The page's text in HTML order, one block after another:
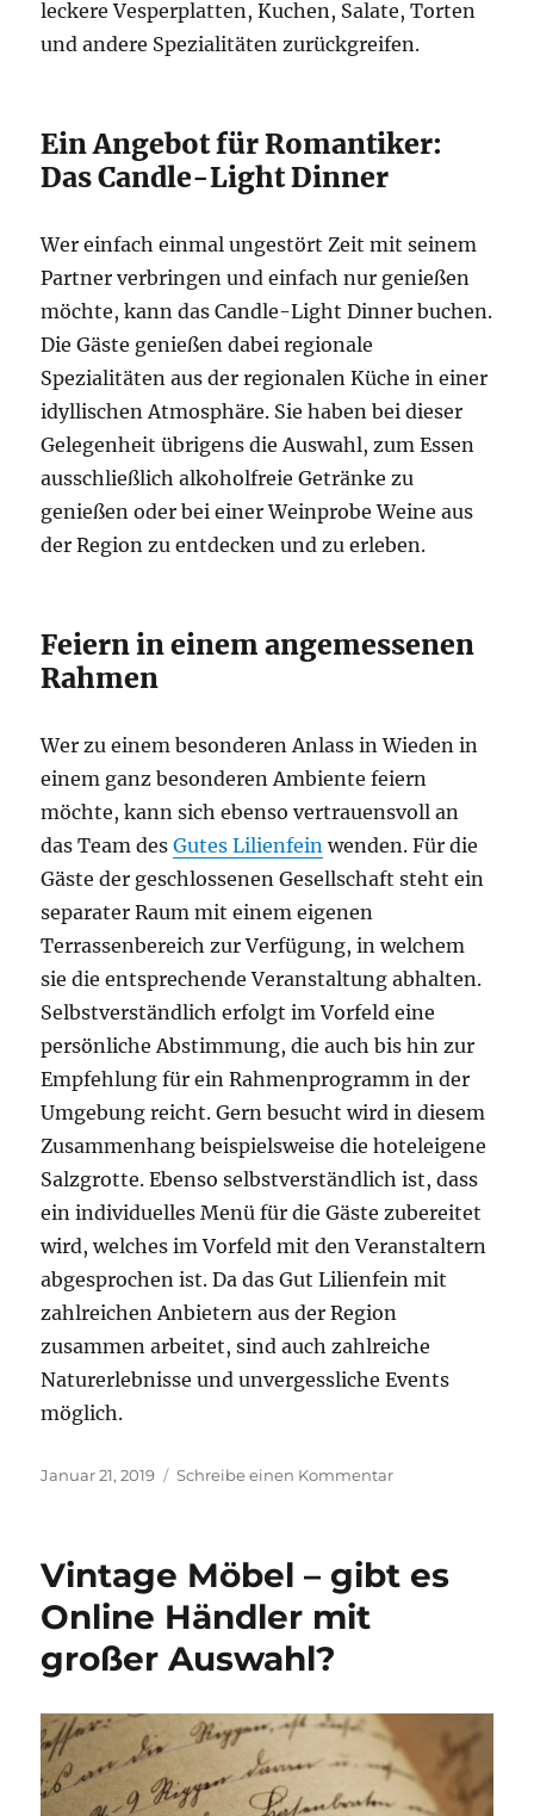
leckere Vesperplatten, Kuchen, Salate, Torten
und andere Spezialitäten zurückgreifen.
Ein Angebot für Romantiker:
Das Candle-Light Dinner
Wer einfach einmal ungestört Zeit mit seinem
Partner verbringen und einfach nur genießen
möchte, kann das Candle-Light Dinner buchen.
Die Gäste genießen dabei regionale
Spezialitäten aus der regionalen Küche in einer
idyllischen Atmosphäre. Sie haben bei dieser
Gelegenheit übrigens die Auswahl, zum Essen
ausschließlich alkoholfreie Getränke zu
genießen oder bei einer Weinprobe Weine aus
der Region zu entdecken und zu erleben.
Feiern in einem angemessenen
Rahmen
Wer zu einem besonderen Anlass in Wieden in
einem ganz besonderen Ambiente feiern
möchte, kann sich ebenso vertrauensvoll an
das Team desGutes Lilienfein wenden. Für die
Gäste der geschlossenen Gesellschaft steht ein
separater Raum mit einem eigenen
Terrassenbereich zur Verfügung, in welchem
sie die entsprechende Veranstaltung abhalten.
Selbstverständlich erfolgt im Vorfeld eine
persönliche Abstimmung, die auch bis hin zur
Empfehlung für ein Rahmenprogramm in der
Umgebung reicht. Gern besucht wird in diesem
Zusammenhang beispielsweise die hoteleigene
Salzgrotte. Ebenso selbstverständlich ist, dass
ein individuelles Menü für die Gäste zubereitet
wird, welches im Vorfeld mit den Veranstaltern
abgesprochen ist. Da das Gut Lilienfein mit
zahlreichen Anbietern aus der Region
zusammen arbeitet, sind auch zahlreiche
Naturerlebnisse und unvergessliche Events
möglich.
Veröffentlicht
Januar 21, 2019 Schreibe einen Kommentarzu
Dorado
Vintage Möbel – gibt es
Online Händler mit
großer Auswahl?